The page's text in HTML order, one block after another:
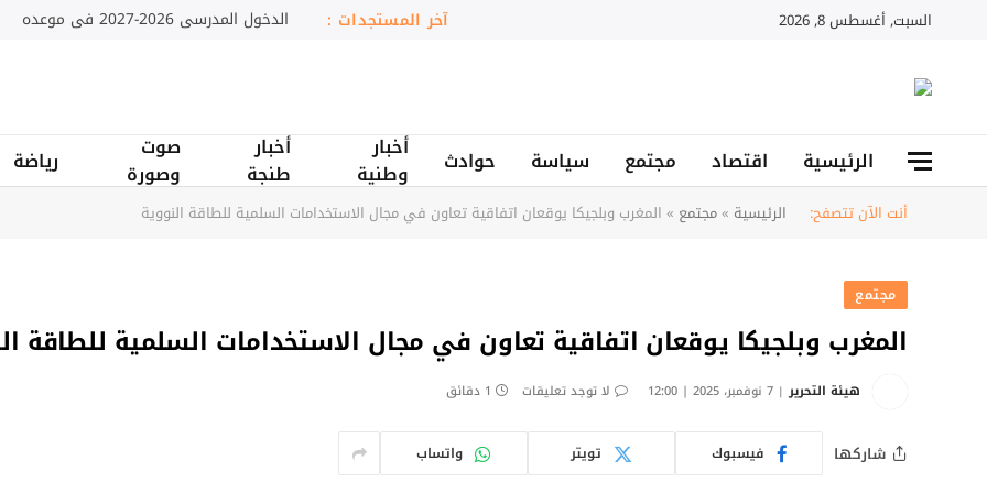
السبت, أغسطس 8, 2026 آخر المستجدات : دمنات.. تعاونية نسائية تثمن النباتات الطبية
الرئيسية اقتصاد مجتمع سياسة حوادث
أخبار
وطنية
أخبار
طنجة
صوت
وصورة
رياضة
أنت الآن تتصفح: الرئيسية »مجتمع » المغرب وبلجيكا يوقعان اتفاقية تعاون في مجال الاستخدامات السلمية للطاقة النووية
مجتمع
المغرب وبلجيكا يوقعان اتفاقية تعاون في مجال الاستخدامات السلمية للطاقة
هيئة التحرير 7 نوفمبر، 2025 | 12:00 لا توجد تعليقات 1 دقائق
شاركها فيسبوك تويتر واتساب